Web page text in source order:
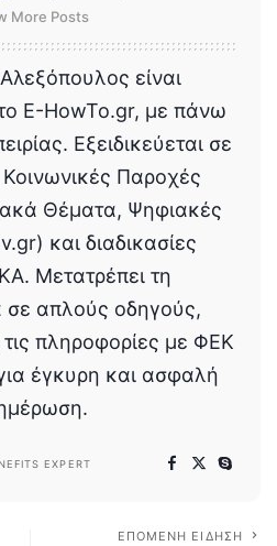
More Posts
είναι
E-HowTo.gr, με πάνω
Εξειδικεύεται σε
Παροχές
Θέματα, Ψηφιακές
και διαδικασίες
Μετατρέπει τη
σε απλούς οδηγούς,
πληροφορίες με ΦΕΚ
έγκυρη και ασφαλή
EXPERT
ΕΠΌΜΕΝΗ ΕΊΔΗΣΗ